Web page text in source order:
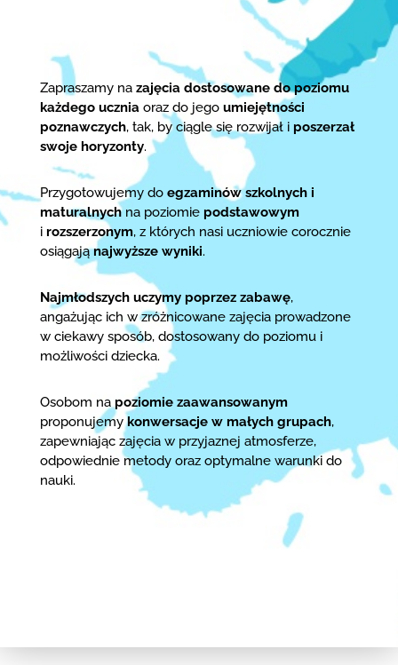
Zapraszamy nazajęcia dostosowane do poziomu
każdego ucznia oraz do jego umiejętności
poznawczych, tak, by ciągle się rozwijał i poszerzał
swoje horyzonty.
Przygotowujemy do egzaminów szkolnych i
maturalnychna poziomie podstawowym
i rozszerzonym, z których nasi uczniowie corocznie
osiągająnajwyższe wyniki.
Najmłodszych uczymy poprzez zabawę,
angażując ich w zróżnicowane zajęcia prowadzone
w ciekawy sposób, dostosowany do poziomu i
możliwości dziecka.
Osobom na poziomie zaawansowanym
proponujemykonwersacje w małych grupach,
zapewniając zajęcia w przyjaznej atmosferze,
odpowiednie metody oraz optymalne warunki do
nauki.